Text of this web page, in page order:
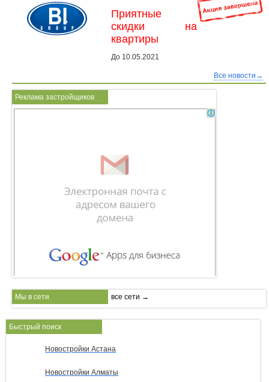
Приятные
скидки на
квартиры
До 10.05.2021
Все новости→
Реклама застройщиков
Мы в сети все сети →
Быстрый поиск
Новостройки Астана
Новостройки Алматы